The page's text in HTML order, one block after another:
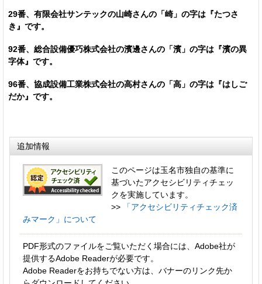
29番、有限会社サンテックの山崎さんの「崎」の字は『たつさ
き』です。
92番、総合設備優巧株式会社の濱邊さんの「濱」の字は『濱の異
字体』です。
96番、協成設備工業株式会社の高村さんの「高」の字は『はしご
だか』です。
追加情報
このページは玉名市独自の基準に
基づいたアクセシビリティチェッ
クを実施しています。
>>
「アクセシビリティチェック済
みマーク」について
PDF形式のファイルをご覧いただく場合には、Adobe社が
提供するAdobe Readerが必要です。
Adobe Readerをお持ちでない方は、バナーのリンク先か